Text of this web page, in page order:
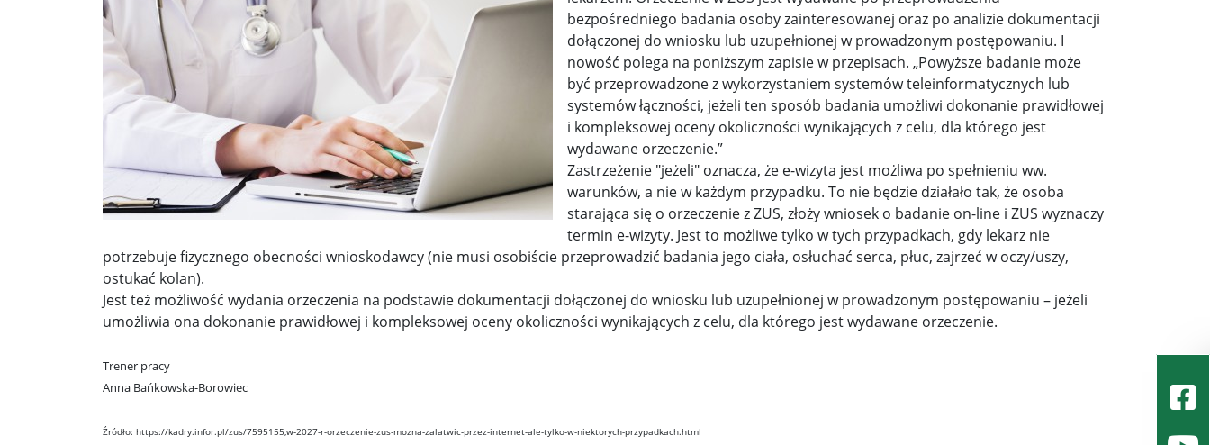
bezpośredniego badania osoby zainteresowanej oraz po analizie dokumentacji
dołączonej do wniosku lub uzupełnionej w prowadzonym postępowaniu. I
nowość polega na poniższym zapisie w przepisach. „Powyższe badanie może
być przeprowadzone z wykorzystaniem systemów teleinformatycznych lub
systemów łączności, jeżeli ten sposób badania umożliwi dokonanie prawidłowej
i kompleksowej oceny okoliczności wynikających z celu, dla którego jest
wydawane orzeczenie.”
Zastrzeżenie "jeżeli" oznacza, że e-wizyta jest możliwa po spełnieniu ww.
warunków, a nie w każdym przypadku. To nie będzie działało tak, że osoba
starająca się o orzeczenie z ZUS, złoży wniosek o badanie on-line i ZUS wyznaczy
termin e-wizyty. Jest to możliwe tylko w tych przypadkach, gdy lekarz nie
potrzebuje fizycznego obecności wnioskodawcy (nie musi osobiście przeprowadzić badania jego ciała, osłuchać serca, płuc, zajrzeć w oczy/uszy,
ostukać kolan).
Jest też możliwość wydania orzeczenia na podstawie dokumentacji dołączonej do wniosku lub uzupełnionej w prowadzonym postępowaniu – jeżeli
umożliwia ona dokonanie prawidłowej i kompleksowej oceny okoliczności wynikających z celu, dla którego jest wydawane orzeczenie.
Trener pracy
Anna Bańkowska-Borowiec
Źródło: https://kadry.infor.pl/zus/7595155,w-2027-r-orzeczenie-zus-mozna-zalatwic-przez-internet-ale-tylko-w-niektorych-przypadkach.html